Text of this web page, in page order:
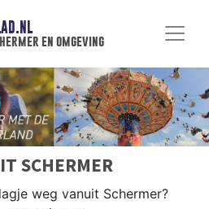
en omgeving
SCHERMER
weg vanuit Schermer?